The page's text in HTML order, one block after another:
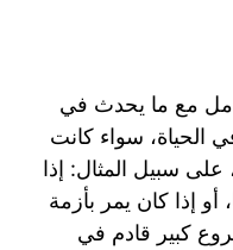
مع ما يحدث في
الحياة، سواء كانت
على سبيل المثال: إذا
أو إذا كان يمر بأزمة
كبير قادم في